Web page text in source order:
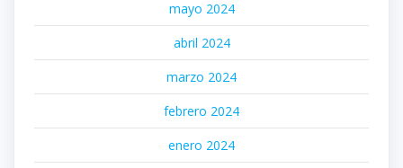
mayo 2024
abril 2024
marzo 2024
febrero 2024
enero 2024